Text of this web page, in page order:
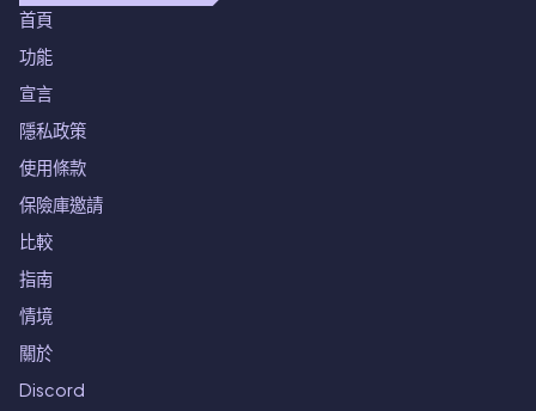
首頁
功能
宣言
隱私政策
使用條款
保險庫邀請
比較
指南
情境
關於
Discord